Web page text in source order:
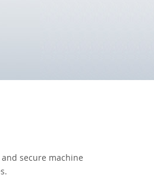
secure machine